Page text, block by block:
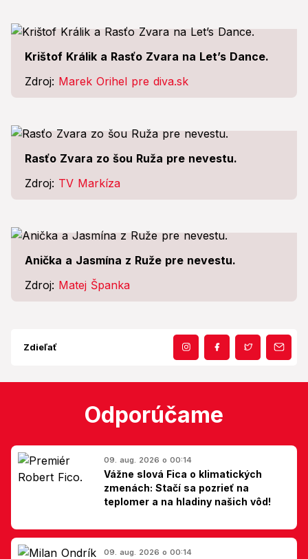
Krištof Králik a Rasťo Zvara na Let’s Dance.
Zdroj: Marek Orihel pre diva.sk
Rasťo Zvara zo šou Ruža pre nevestu.
Zdroj: TV Markíza
Anička a Jasmína z Ruže pre nevestu.
Zdroj: Matej Španka
Zdieľať
Odporúčame
09. aug. 2026 o 00:14
Vážne slová Fica o klimatických
zmenách: Stačí sa pozrieť na
teplomer a na hladiny našich vôd!
09. aug. 2026 o 00:14